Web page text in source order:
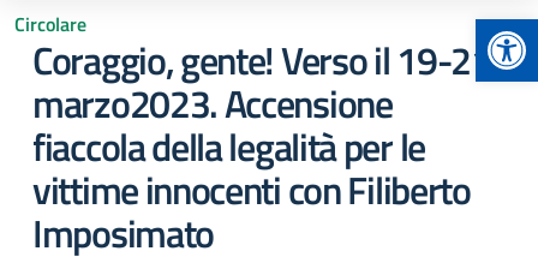
Circolare
Coraggio, gente! Verso il 19-21
marzo2023. Accensione
fiaccola della legalità per le
vittime innocenti con Filiberto
Imposimato